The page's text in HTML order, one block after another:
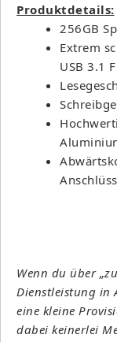
Produktdetails:
256GB
Extrem
USB 3.1
Wenn du über
Dienstleistung in
eine kleine
dabei keinerlei